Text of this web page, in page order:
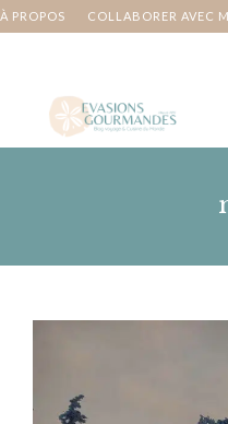
À PROPOS COLLABORER AVEC